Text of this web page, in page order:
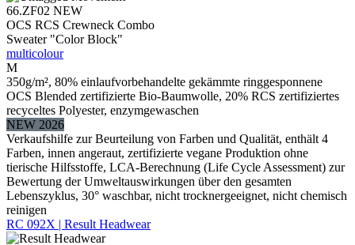
66.ZF02 NEW
OCS RCS Crewneck Combo
Sweater "Color Block"
multicolour
M
350g/m², 80% einlaufvorbehandelte gekämmte ringgesponnene
OCS Blended zertifizierte Bio-Baumwolle, 20% RCS zertifiziertes
recyceltes Polyester, enzymgewaschen
NEW 2026
Verkaufshilfe zur Beurteilung von Farben und Qualität, enthält 4
Farben, innen angeraut, zertifizierte vegane Produktion ohne
tierische Hilfsstoffe, LCA-Berechnung (Life Cycle Assessment) zur
Bewertung der Umweltauswirkungen über den gesamten
Lebenszyklus, 30° waschbar, nicht trocknergeeignet, nicht chemisch
reinigen
RC 092X | Result Headwear